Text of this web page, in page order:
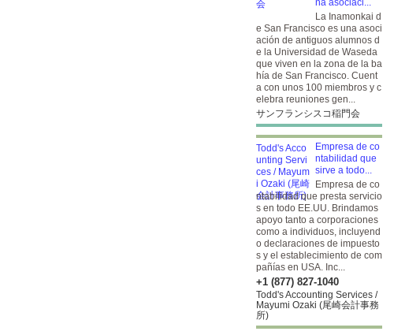
na asociaci...
La Inamonkai d
e San Francisco es una asoci
ación de antiguos alumnos d
e la Universidad de Waseda
que viven en la zona de la ba
hía de San Francisco. Cuent
a con unos 100 miembros y c
elebra reuniones gen...
サンフランシスコ稲門会
Empresa de co
ntabilidad que
sirve a todo...
Empresa de co
ntabilidad que presta servicio
s en todo EE.UU. Brindamos
apoyo tanto a corporaciones
como a individuos, incluyend
o declaraciones de impuesto
s y el establecimiento de com
pañías en USA. Inc...
+1 (877) 827-1040
Todd's Accounting Services /
Mayumi Ozaki (尾崎会計事務
所)